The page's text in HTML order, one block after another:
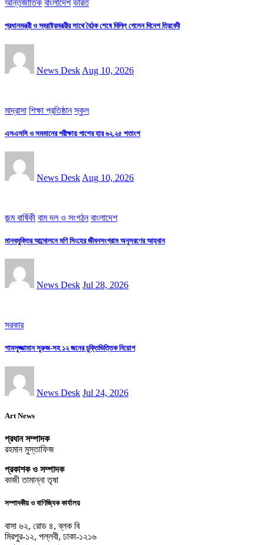
আন্তর্জাতিক বাংলাদেশ ভারত
প্রধানমন্ত্রী ও স্বরাষ্ট্রমন্ত্রীর সাথে বৈঠক শেষে দিল্লি গেলেন দিনেশ ত্রিবেদী
News Desk Aug 10, 2026
মাদ্রাসা শিক্ষা প্রতিষ্ঠান স্কুল
এসএসসি ও সমমানের পরীক্ষায় পাশের হার ৬২.২৫ শতাংশ
News Desk Aug 10, 2026
জন্ম বার্ষিকী বাম দল ও সংগঠন বাংলাদেশ
মানবমুক্তির আন্দোলনে মণি সিংহের জীবনসংগ্রাম অনুসরণের আহ্বান
News Desk Jul 28, 2026
সরকার
শামসুজ্জামান সুরুজ-সহ ১২ জনের চুক্তিভিত্তিক নিয়োগ
News Desk Jul 24, 2026
Art News
প্রধান সম্পাদক
রহমান মুস্তাফিজ
প্রকাশক ও সম্পাদক
কাজী তামান্না তৃষা
সম্পাদকীয় ও বাণিজ্যিক কার্যালয়
বাসা ৬২, রোড ৪, ব্লক বি
মিরপুর-১২, পল্লবী, ঢাকা-১২১৬